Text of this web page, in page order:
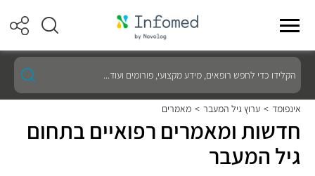
הקלידו
כדי
לחפש
רופאים,
מידע
מקצועי,
פורומים
ועוד...
אינפומד > ערוץ גיל המעבר > מאמרים
חדשות ומאמרים רפואיים בתחום
גיל המעבר